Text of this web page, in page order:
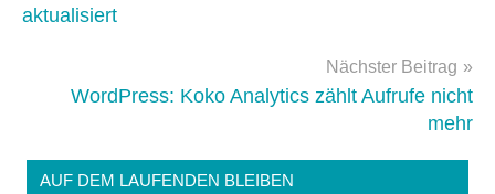
aktualisiert
Nächster Beitrag
WordPress: Koko Analytics zählt Aufrufe nicht
mehr
AUF DEM LAUFENDEN BLEIBEN